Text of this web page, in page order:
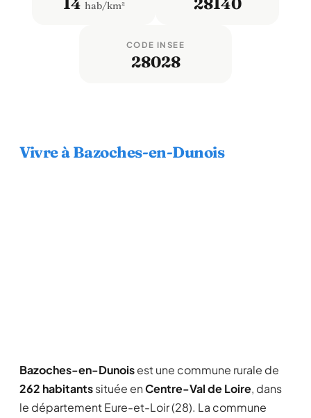
hab/km²
CODE INSEE
28028
Vivre à Bazoches-en-Dunois
Bazoches-en-Dunoisest une commune rurale de
262 habitantssituée enCentre-Val de Loire, dans
le département Eure-et-Loir (28). La commune